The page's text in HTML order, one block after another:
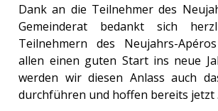
Dank an die Teilnehmer des
Gemeinderat bedankt sich
Teilnehmern des Neujahrs-
allen einen guten Start ins neue
werden wir diesen Anlass auch
durchführen und hoffen bereits jetzt